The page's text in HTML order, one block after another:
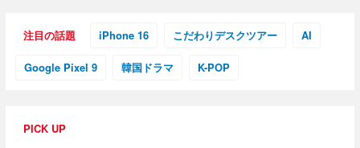
注目の話題 iPhone 16 こだわりデスクツアー AI
Google Pixel 9 韓国ドラマ K-POP
PICK UP